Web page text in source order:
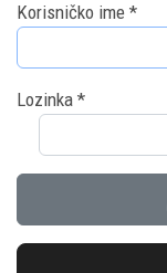
Korisničko ime *
Lozinka *